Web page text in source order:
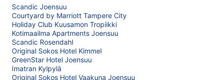
Scandic Joensuu
Courtyard by Marriott Tampere City
Holiday Club Kuusamon Tropiikki
Kotimaailma Apartments Joensuu
Scandic Rosendahl
Original Sokos Hotel Kimmel
GreenStar Hotel Joensuu
Imatran Kylpylä
Original Sokos Hotel Vaakuna Joensuu